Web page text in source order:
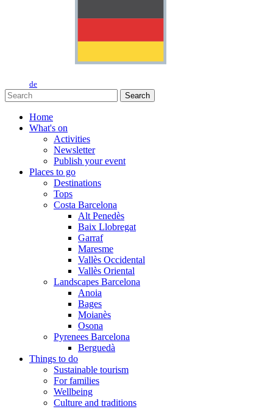
de
Search
Home
What's on
Activities
Newsletter
Publish your event
Places to go
Destinations
Tops
Costa Barcelona
Alt Penedès
Baix Llobregat
Garraf
Maresme
Vallès Occidental
Vallès Oriental
Landscapes Barcelona
Anoia
Bages
Moianès
Osona
Pyrenees Barcelona
Berguedà
Things to do
Sustainable tourism
For families
Wellbeing
Culture and traditions